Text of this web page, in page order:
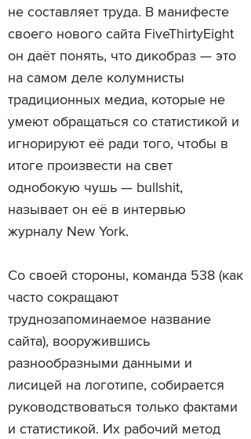
не составляет труда. В манифесте
своего нового сайта FiveThirtyEight
он даёт понять, что дикобраз — это
на самом деле колумнисты
традиционных медиа, которые не
умеют обращаться со статистикой и
игнорируют её ради того, чтобы в
итоге произвести на свет
однобокую чушь — bullshit,
называет он её в интервью
журналу New York.
Со своей стороны, команда 538 (как
часто сокращают
труднозапоминаемое название
сайта), вооружившись
разнообразными данными и
лисицей на логотипе, собирается
руководствоваться только фактами
и статистикой. Их рабочий метод